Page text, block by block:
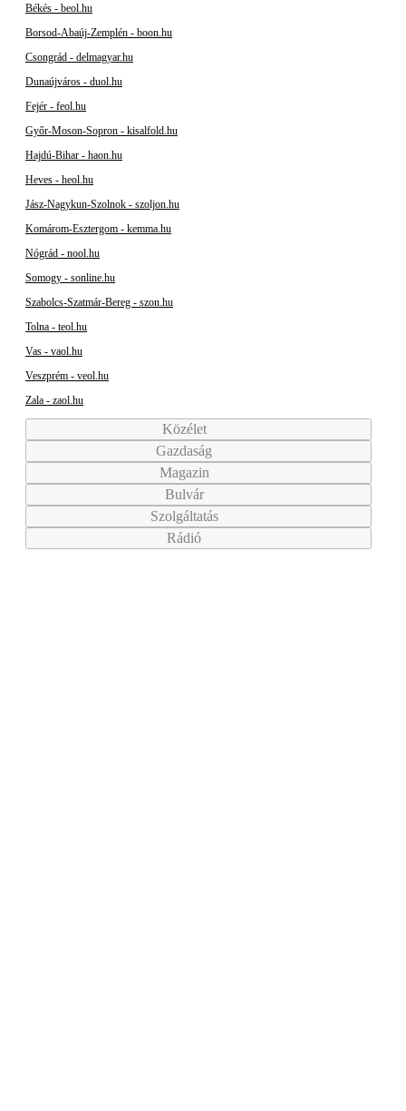
Békés - beol.hu
Borsod-Abaúj-Zemplén - boon.hu
Csongrád - delmagyar.hu
Dunaújváros - duol.hu
Fejér - feol.hu
Győr-Moson-Sopron - kisalfold.hu
Hajdú-Bihar - haon.hu
Heves - heol.hu
Jász-Nagykun-Szolnok - szoljon.hu
Komárom-Esztergom - kemma.hu
Nógrád - nool.hu
Somogy - sonline.hu
Szabolcs-Szatmár-Bereg - szon.hu
Tolna - teol.hu
Vas - vaol.hu
Veszprém - veol.hu
Zala - zaol.hu
Közélet
Gazdaság
Magazin
Bulvár
Szolgáltatás
Rádió